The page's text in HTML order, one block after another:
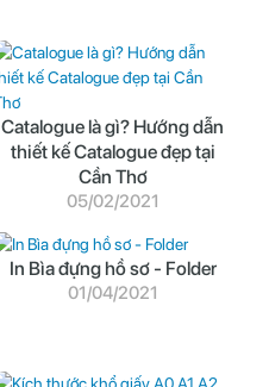
Catalogue là gì? Hướng dẫn
thiết kế Catalogue đẹp tại
Cần Thơ
05/02/2021
In Bìa đựng hồ sơ - Folder
01/04/2021